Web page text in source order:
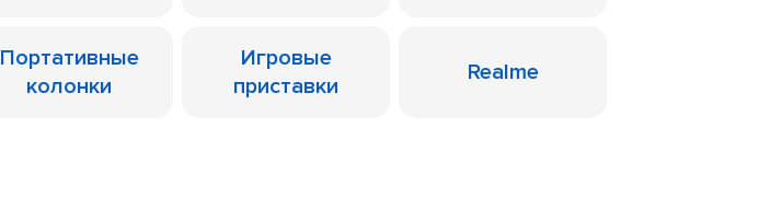
Портативные
колонки
Игровые
приставки
Realme